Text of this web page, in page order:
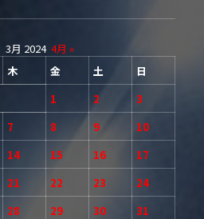
3月 2024 4月 »
木 金 土
日
1
2
3
7 8 9
10
14 15 16
17
21 22 23
24
28 29 30 31